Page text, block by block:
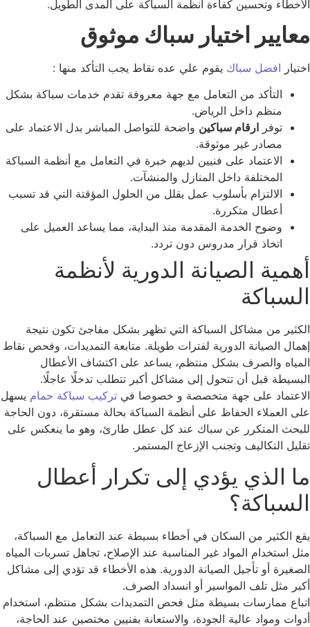
وتحسين كفاءة أنظمة السباكة على المدى الطويل.
اختيار سباك موثوق
افضل سباكيقوم علي عده نقاط يجب التأكد منها :
التأكد من التعامل مع جهة معروفة تقدم خدمات سباكة بشكل
منظم داخل الرياض.
توفرارقام سباكينواضحة للتواصل المباشر بدل الاعتماد على
مصادر غير موثوقة.
الاعتماد على فنيين لديهم خبرة في التعامل مع أنظمة السباكة
المختلفة داخل المنازل والمنشآت.
الالتزام بأسلوب عمل يقلل من الحلول المؤقتة التي قد تسبب
أعطال متكررة.
وضوح الخدمة المقدمة منذ البداية، مما يساعد العميل على
اتخاذ قرار مدروس دون تردد.
الصيانة الدورية لأنظمة
من مشاكل السباكة التي تظهر بشكل مفاجئ تكون نتيجة
الصيانة الدورية لفترات طويلة. متابعة التمديدات، وفحص نقاط
والصرف بشكل منتظم، يساعد على اكتشاف الأعطال
قبل أن تتحول إلى مشاكل أكبر تتطلب تدخلًا عاجلًا.
على جهة متخصصة و خصوصا في تركيب سباكة حماميسهل
العملاء الحفاظ على أنظمة السباكة بحالة مستقرة، دون الحاجة
المتكرر عن سباك عند كل عطل طارئ، وهو ما ينعكس على
التكاليف وتجنب الإزعاج المستمر.
الذي يؤدي إلى تكرار أعطال
الكثير من السكان في أخطاء بسيطة عند التعامل مع السباكة،
استخدام المواد غير المناسبة عند الإصلاح، تجاهل تسربات المياه
أو تأجيل الصيانة الدورية. هذه الأخطاء قد تؤدي إلى مشاكل
مثل تلف المواسير أو انسداد الصرف.
ممارسات بسيطة مثل فحص التمديدات بشكل منتظم، استخدام
ومواد عالية الجودة، والاستعانة بفنيين مختصين عند الحاجة،